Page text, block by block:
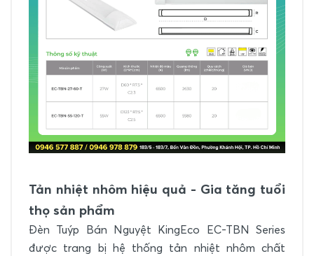
Tản nhiệt nhôm hiệu quả - Gia tăng tuổi
thọ sản phẩm
Đèn Tuýp Bán Nguyệt KingEco EC-TBN Series
được trang bị hệ thống tản nhiệt nhôm chất